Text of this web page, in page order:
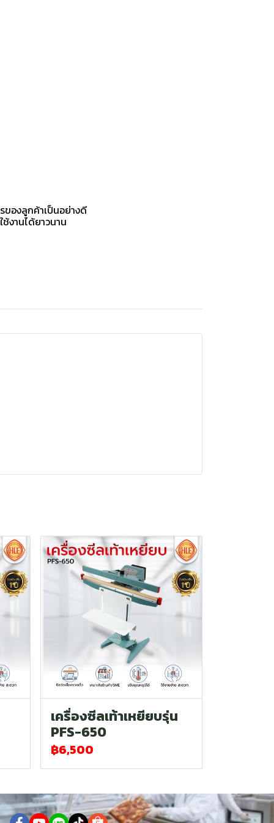
ของลูกค้าเป็นอย่างดี
งานได้ยาวนาน
เครื่องซีลเท้าเหยียบรุ่น
PFS-650
฿6,500